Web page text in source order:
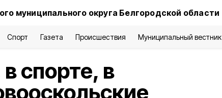
муниципального округа Белгородской области
Спорт Газета Происшествия Муниципальный вестник
спорте, в